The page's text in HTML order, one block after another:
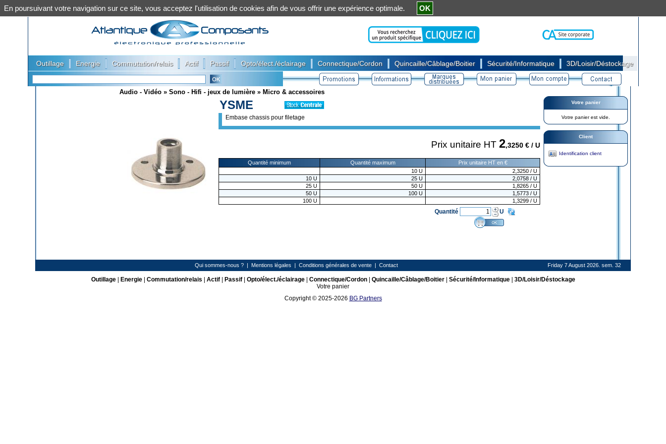
Outillage Energie Commutation/relais Actif Passif Opto/élect./éclairage Connectique/Cordon Quincaille/Câblage/Boitier Sécurité/Informatique 3D/Loisir/Déstockage
Audio - Vidéo » Sono - Hifi - jeux de lumière » Micro & accessoires
YSME
Embase chassis pour filetage
Prix unitaire HT 2,3250 € / U
Quantité minimum Quantité maximum
Prix unitaire HT en €
10 U 2,3250 / U
10 U 25 U 2,0758 / U
25 U 50 U 1,8265 / U
50 U 100 U 1,5773 / U
100 U 1,3299 / U
Quantité U
Votre panier
Votre panier est vide.
Client
Identification client
Qui sommes-nous ? | Mentions légales | Conditions générales de vente | Contact Friday 7 August 2026. sem. 32
Outillage| Energie| Commutation/relais Actif| Passif| Opto/élect./éclairage| Connectique/Cordon| Quincaille/Câblage/Boitier| Sécurité/Informatique| 3D/Loisir/Déstockage
Votre panier
Copyright © 2025-2026 BG Partners
En poursuivant votre navigation sur ce site, vous acceptez l'utilisation de cookies afin de vous offrir une expérience optimale. OK